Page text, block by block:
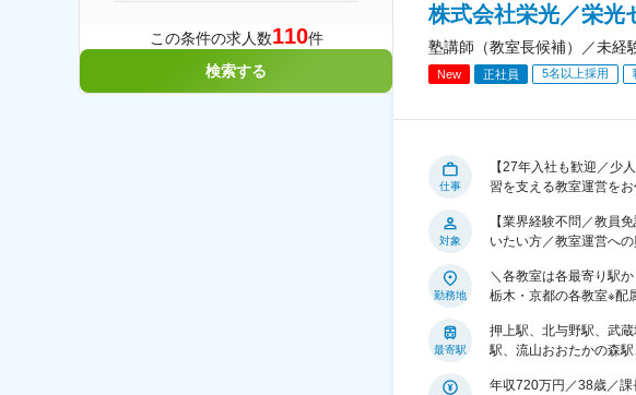
この条件の求人数110件
検索する
株式会社栄光／栄光
塾講師（教室長候補）／未経
New 正社員 5名以上採用
仕事
【27年入社も歓迎／少
習を支える教室運営を
対象
【業界経験不問／教員
いたい方／教室運営へ
勤務地
＼各教室は各最寄り駅
栃木・京都の各教室※配
最寄駅
押上駅、北与野駅、武
駅、流山おおたかの森
年収720万円／38歳／